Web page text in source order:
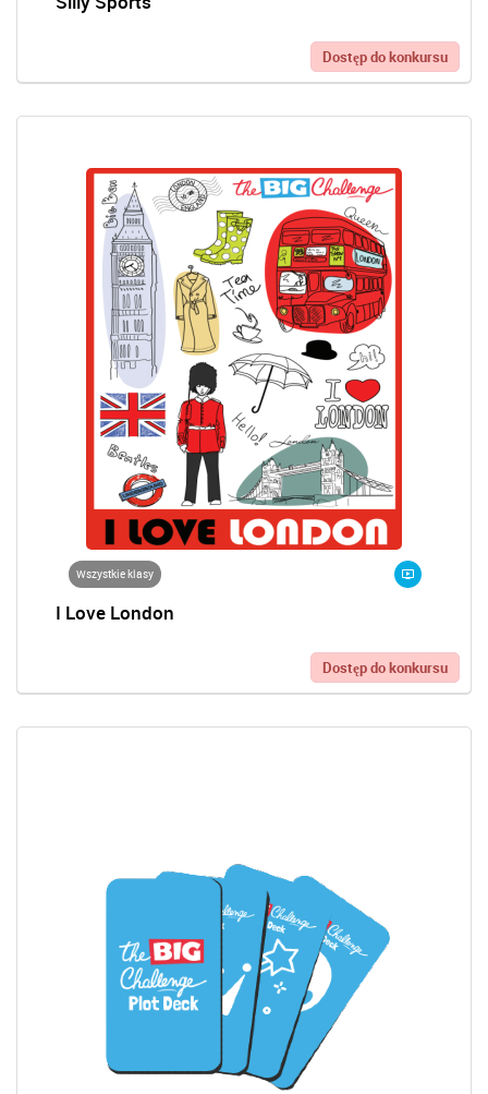
Dostęp do konkursu
Wszystkie klasy
I Love London
Dostęp do konkursu